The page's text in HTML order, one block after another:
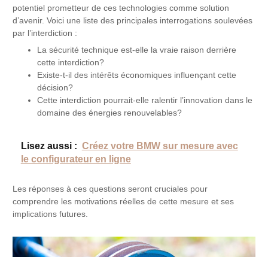
potentiel prometteur de ces technologies comme solution
d’avenir. Voici une liste des principales interrogations soulevées
par l’interdiction :
La sécurité technique est-elle la vraie raison derrière
cette interdiction?
Existe-t-il des intérêts économiques influençant cette
décision?
Cette interdiction pourrait-elle ralentir l’innovation dans le
domaine des énergies renouvelables?
Lisez aussi : Créez votre BMW sur mesure avec
le configurateur en ligne
Les réponses à ces questions seront cruciales pour
comprendre les motivations réelles de cette mesure et ses
implications futures.